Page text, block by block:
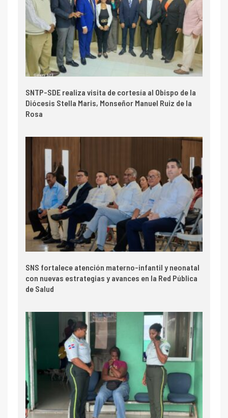
SNTP-SDE realiza visita de cortesía al Obispo de la
Diócesis Stella Maris, Monseñor Manuel Ruiz de la
Rosa
SNS fortalece atención materno-infantil y neonatal
con nuevas estrategias y avances en la Red Pública
de Salud